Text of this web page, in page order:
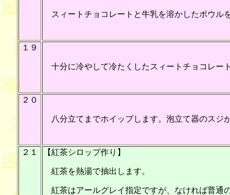
スィートチョコレートと牛乳を溶かしたボウル
１９
十分に冷やして冷たくしたスィートチョコレー
２０
八分立てまでホイップします。泡立て器のスジ
２１ 【紅茶シロップ作り】
紅茶を熱湯で抽出します。
紅茶はアールグレイ指定ですが、なければ普通